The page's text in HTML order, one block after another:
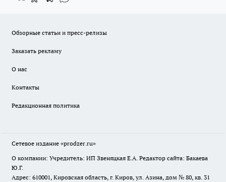
Обзорные статьи и пресс-релизы
Заказать рекламу
О нас
Контакты
Редакционная политика
Сетевое издание «prodzer.ru»
О компании: Учредитель: ИП Звеняцкая Е.А. Редактор сайта: Бакаева
Ю.Г.
Адрес: 610001, Кировская область, г. Киров, ул. Азина, дом № 80, кв. 31